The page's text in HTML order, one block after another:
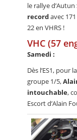
le rallye
recordavec
22 en VHRS !
VHC (57
Samedi :
Dès l’ES1,
groupe 1/5,
intouchable,
Escort d’Alain